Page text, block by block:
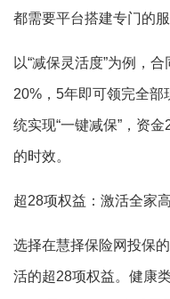
都需要平台搭建专门的服
以“减保灵活度”为例，
20%，5年即可领完全部
统实现“一键减保”，资
的时效。
超28项权益：激活全家
选择在慧择保险网投保
活的超28项权益。健康